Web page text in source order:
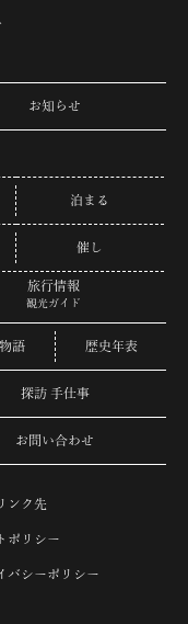
お知らせ
泊まる
催し
旅行情報
観光ガイド
語 歴史年表
探訪 手仕事
お問い合わせ
ンク先
ポリシー
バシーポリシー